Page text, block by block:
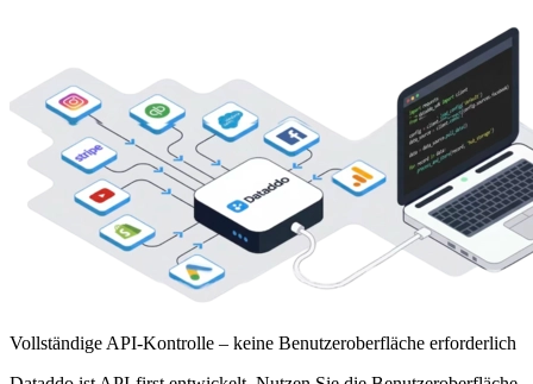
Vollständige API-Kontrolle – keine Benutzeroberfläche erforderlich